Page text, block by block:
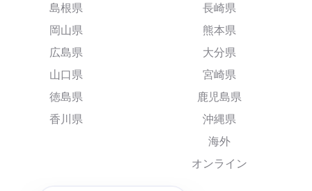
島根県
岡山県
広島県
山口県
徳島県
香川県
長崎県
熊本県
大分県
宮崎県
鹿児島県
沖縄県
海外
オンライン